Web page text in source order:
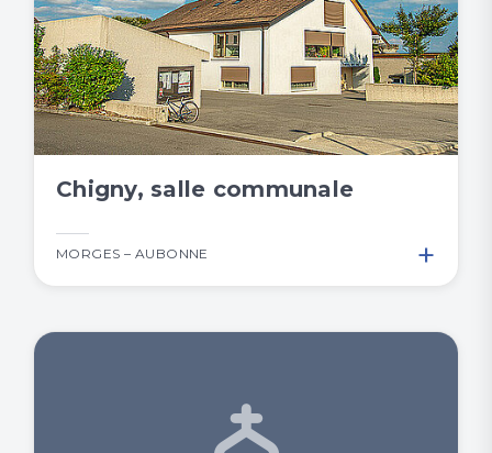
Chigny, salle communale
MORGES – AUBONNE +